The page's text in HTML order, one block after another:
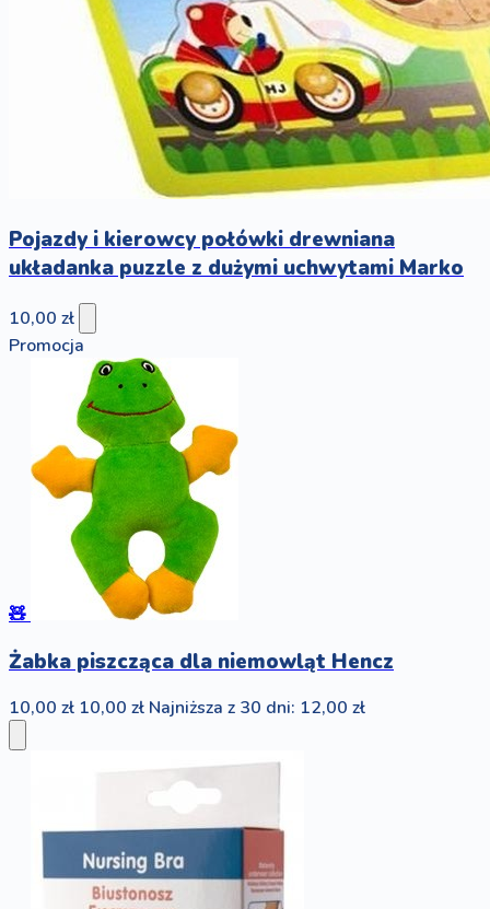
Pojazdy i kierowcy połówki drewniana
układanka puzzle z dużymi uchwytami Marko
10,00 zł
Promocja
🧸
Żabka piszcząca dla niemowląt Hencz
10,00 zł 10,00 zł Najniższa z 30 dni: 12,00 zł